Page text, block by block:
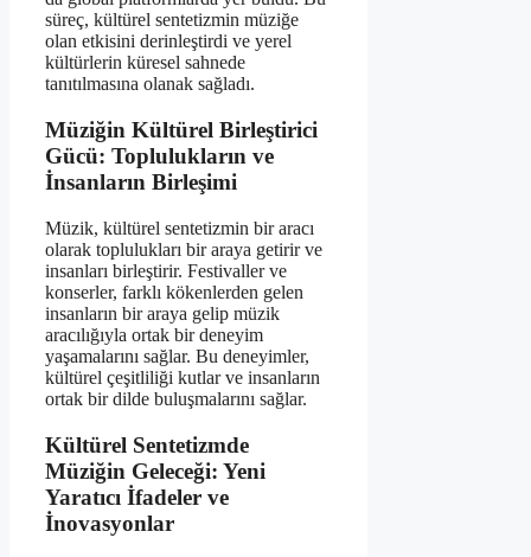
süreç, kültürel sentetizmin müziğe
olan etkisini derinleştirdi ve yerel
kültürlerin küresel sahnede
tanıtılmasına olanak sağladı.
Müziğin Kültürel Birleştirici
Gücü: Toplulukların ve
İnsanların Birleşimi
Müzik, kültürel sentetizmin bir aracı
olarak toplulukları bir araya getirir ve
insanları birleştirir. Festivaller ve
konserler, farklı kökenlerden gelen
insanların bir araya gelip müzik
aracılığıyla ortak bir deneyim
yaşamalarını sağlar. Bu deneyimler,
kültürel çeşitliliği kutlar ve insanların
ortak bir dilde buluşmalarını sağlar.
Kültürel Sentetizmde
Müziğin Geleceği: Yeni
Yaratıcı İfadeler ve
İnovasyonlar